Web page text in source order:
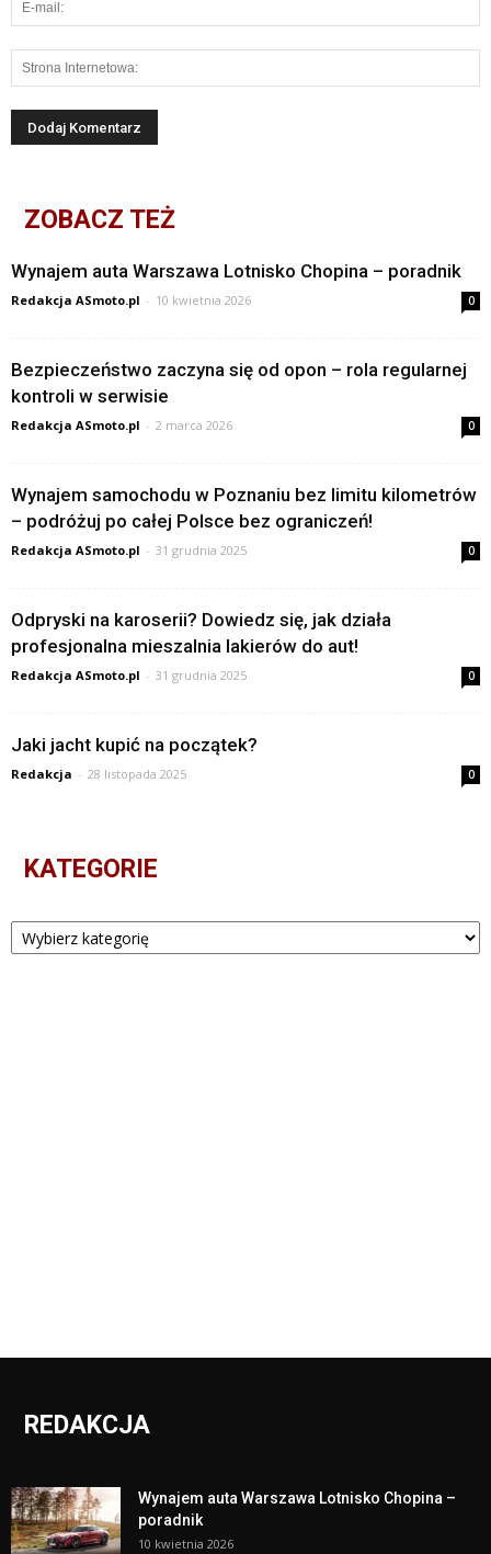
ZOBACZ TEŻ
Wynajem auta Warszawa Lotnisko Chopina – poradnik
Redakcja ASmoto.pl - 10 kwietnia 2026 0
Bezpieczeństwo zaczyna się od opon – rola regularnej
kontroli w serwisie
Redakcja ASmoto.pl - 2 marca 2026 0
Wynajem samochodu w Poznaniu bez limitu kilometrów
– podróżuj po całej Polsce bez ograniczeń!
Redakcja ASmoto.pl - 31 grudnia 2025 0
Odpryski na karoserii? Dowiedz się, jak działa
profesjonalna mieszalnia lakierów do aut!
Redakcja ASmoto.pl - 31 grudnia 2025 0
Jaki jacht kupić na początek?
Redakcja - 28 listopada 2025 0
KATEGORIE
Kategorie
REDAKCJA
Wynajem auta Warszawa Lotnisko Chopina –
poradnik
10 kwietnia 2026